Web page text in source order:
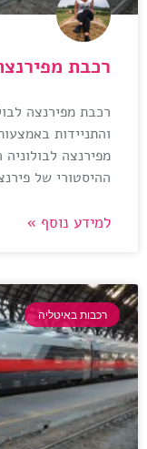
רכבת
רכבת מפירנצה
והתניידות
מפירנצה
ההיסטורי של
למידע נוסף »
רכבות באיטליה